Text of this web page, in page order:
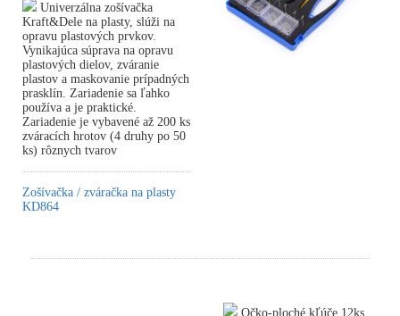
Univerzálna zošívačka
Kraft&Dele na plasty, slúži na
opravu plastových prvkov.
Vynikajúca súprava na opravu
plastových dielov, zváranie
plastov a maskovanie prípadných
prasklín. Zariadenie sa ľahko
používa a je praktické.
Zariadenie je vybavené až 200 ks
zváracích hrotov (4 druhy po 50
ks) rôznych tvarov
Zošívačka / zváračka na plasty
KD864
Očko-ploché kľúče 12ks